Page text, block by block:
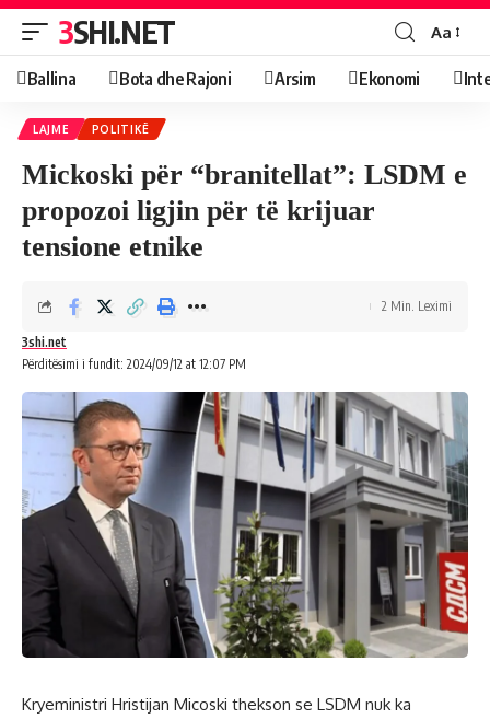
3SHI.NET Aa
Ballina Bota dhe Rajoni Arsim Ekonomi
LAJME POLITIKË
Mickoski për “branitellat”: LSDM e
propozoi ligjin për të krijuar
tensione etnike
Përditësimi i fundit: 2024/09/12 at 12:07 PM
3shi.net
2 Min. Leximi
Kryeministri Hristijan Micoski thekson se LSDM nuk ka